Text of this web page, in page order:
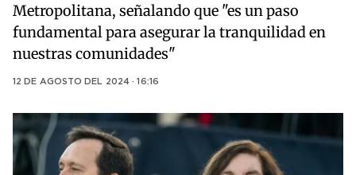
Metropolitana, señalando que "es un paso
fundamental para asegurar la tranquilidad en
nuestras comunidades"
12 DE AGOSTO DEL 2024 · 16:16